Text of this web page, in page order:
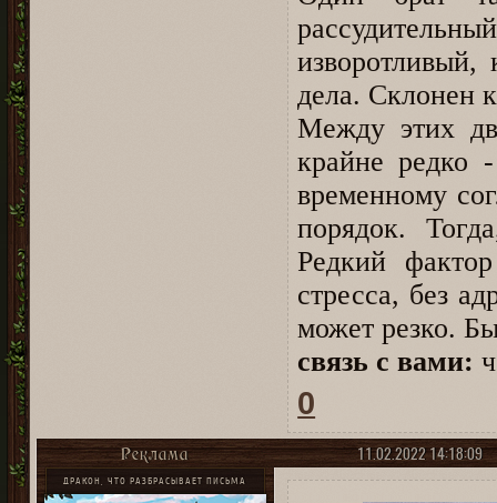
дела. Склонен
Между этих
крайне редко
временному
порядок.
Редкий
стресса, без
может резко.
связь с вами:
0
11.02.2022 14:18:09
Реклама
ДРАКОН, ЧТО РАЗБРАСЫВАЕТ ПИСЬМА